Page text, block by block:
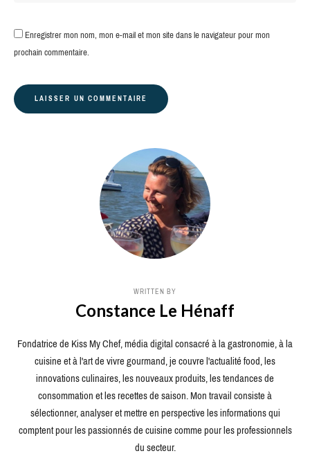
Enregistrer mon nom, mon e-mail et mon site dans le navigateur pour mon
prochain commentaire.
WRITTEN BY
Constance Le Hénaff
Fondatrice de Kiss My Chef, média digital consacré à la gastronomie, à la
cuisine et à l'art de vivre gourmand, je couvre l'actualité food, les
innovations culinaires, les nouveaux produits, les tendances de
consommation et les recettes de saison. Mon travail consiste à
sélectionner, analyser et mettre en perspective les informations qui
comptent pour les passionnés de cuisine comme pour les professionnels
du secteur.